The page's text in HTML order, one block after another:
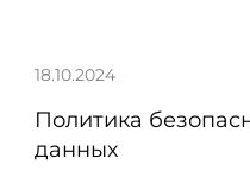
Политика
данных
18.10.2024